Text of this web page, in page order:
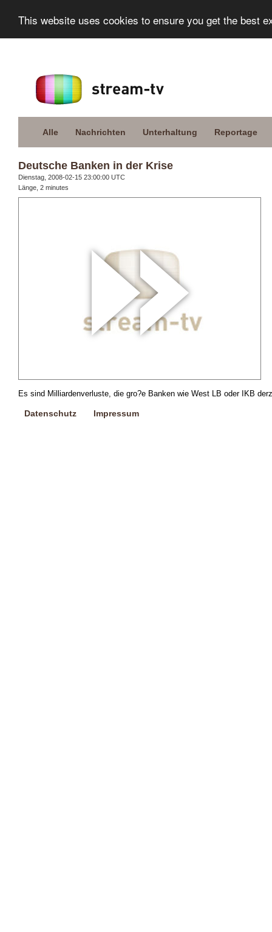
This website uses cookies to ensure you get the best
Alle Nachrichten Unterhaltung Reportage
Deutsche Banken in der Krise
Dienstag, 2008-02-15 23:00:00 UTC
Länge, 2 minutes
Es sind Milliardenverluste, die gro?e Banken wie West LB oder IKB
Datenschutz Impressum